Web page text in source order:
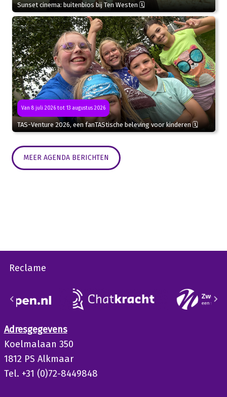
Sunset cinema: buitenbios bij Ten Westen 🗓
Van 8 juli 2026 tot 13 augustus 2026
TAS-Venture 2026, een fanTAStische beleving voor kinderen 🗓
MEER AGENDA BERICHTEN
Reclame
Adresgegevens
Koelmalaan 350
1812 PS Alkmaar
Tel. +31 (0)72-8449848